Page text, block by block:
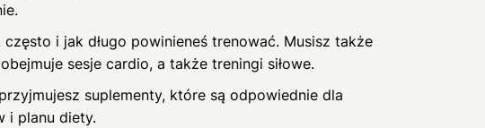
i jak długo powinieneś trenować. Musisz także
sesje cardio, a także treningi siłowe.
suplementy, które są odpowiednie dla
i planu diety.